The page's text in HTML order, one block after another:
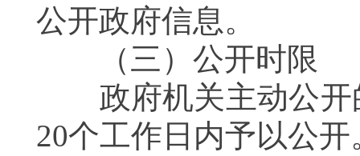
公开政府信息。
（三）公开时限
政府机关主动公开
20个工作日内予以公开